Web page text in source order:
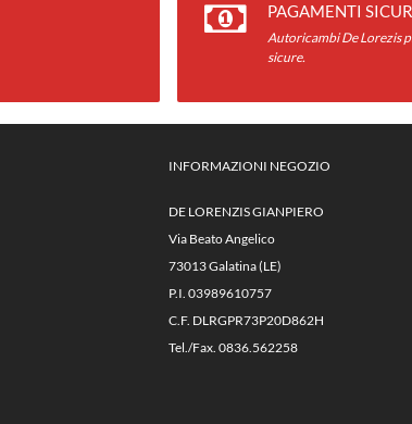
PAGAMENTI
Autoricambi De Lorezis
sicure.
INFORMAZIONI NEGOZIO
DE LORENZIS GIANPIERO
Via Beato Angelico
73013 Galatina (LE)
P.I. 03989610757
C.F. DLRGPR73P20D862H
Tel./Fax. 0836.562258